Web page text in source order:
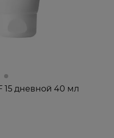
15 дневной 40 мл